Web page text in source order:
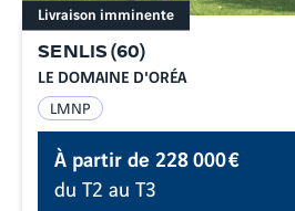
SENLIS(60)
LE DOMAINE D'ORÉA
Livraison imminente
LMNP
À partir de228 000 €
du T2 au T3